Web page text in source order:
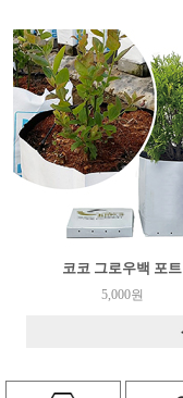
코코 그로우백 포트
5,000원